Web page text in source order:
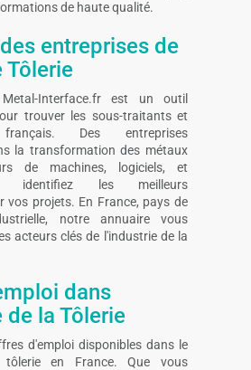
de haute qualité.
entreprises de
Tôlerie
Interface.fr est un outil
trouver les sous-traitants et
français. Des entreprises
la transformation des métaux
de machines, logiciels, et
identifiez les meilleurs
vos projets. En France, pays de
notre annuaire vous
acteurs clés de l'industrie de la
dans
de la Tôlerie
d'emploi disponibles dans le
en France. Que vous